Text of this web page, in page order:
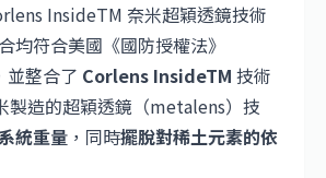
InsideTM 奈米超穎透鏡技術
均符合美國《國防授權法》
並整合了 Corlens InsideTM 技術
造的超穎透鏡（metalens）技
統重量 ，同時擺脫對稀土元素的依